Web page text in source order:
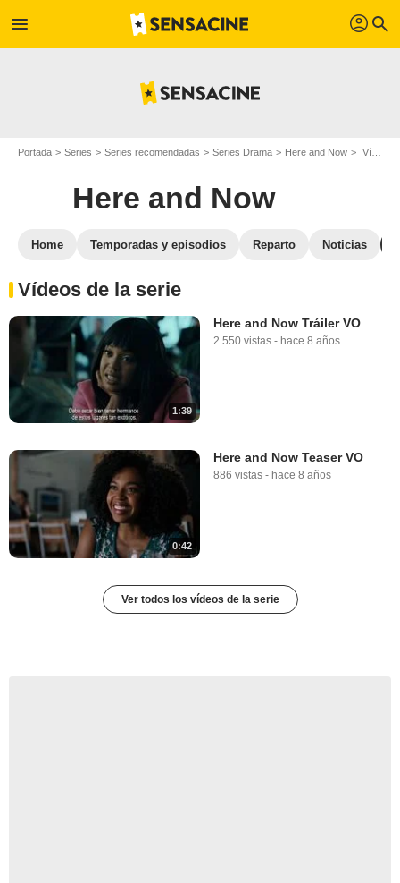
menu profil search
Portada Series Series recomendadas Series Drama Here and Now Vídeos Here and Now
Here and Now
Home Temporadas y episodios Reparto Noticias
Vídeos de la serie
1:39
Here and Now Tráiler VO
2.550 vistas - hace 8 años
0:42
Here and Now Teaser VO
886 vistas - hace 8 años
Ver todos los vídeos de la serie